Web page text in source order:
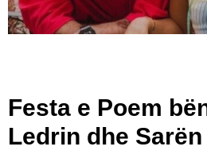
Festa e Poem
Ledrin dhe Sarën